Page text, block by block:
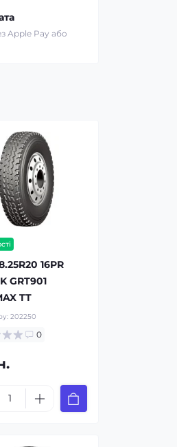
Apple Pay або
16PR
GRT901
TT
202250
0